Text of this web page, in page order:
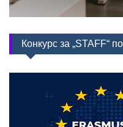
Конкурс за „STAFF“